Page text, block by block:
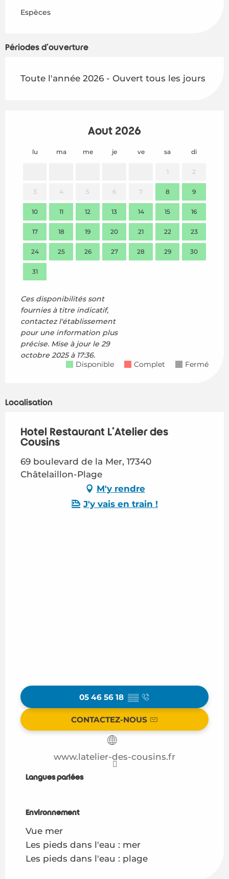
Espèces
Périodes d'ouverture
Toute l'année 2026 - Ouvert tous les jours
Août 2026
lu ma me je ve sa di
1 2
3 4 5 6 7 8 9
10 11 12 13 14 15 16
17 18 19 20 21 22 23
24 25 26 27 28 29 30
31
Ces disponibilités sont
fournies à titre indicatif,
contactez l'établissement
pour une information plus
précise. Mise à jour le 29
octobre 2025 à 17:36.
Disponible
Complet Fermé
Localisation
Hotel Restaurant L'Atelier des
Cousins
69 boulevard de la Mer, 17340
Châtelaillon-Plage
M'y rendre
J'y vais en train !
05 46 56 18 ▒▒
CONTACTEZ-NOUS
www.latelier-des-cousins.fr
Langues parlées
Langues parlées
Environnement
Environnement
Vue mer
Les pieds dans l'eau : mer
Les pieds dans l'eau : plage